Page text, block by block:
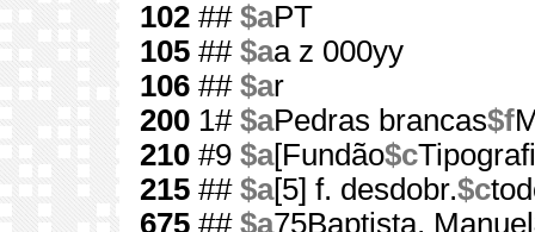
102 ## $aPT
105 ## $aa z 000yy
106 ## $ar
200 1# $aPedras brancas$f
210 #9 $a[Fundão$c
215 ## $a[5] f. desdobr.$c
675 ## $a75Baptista, Manuel